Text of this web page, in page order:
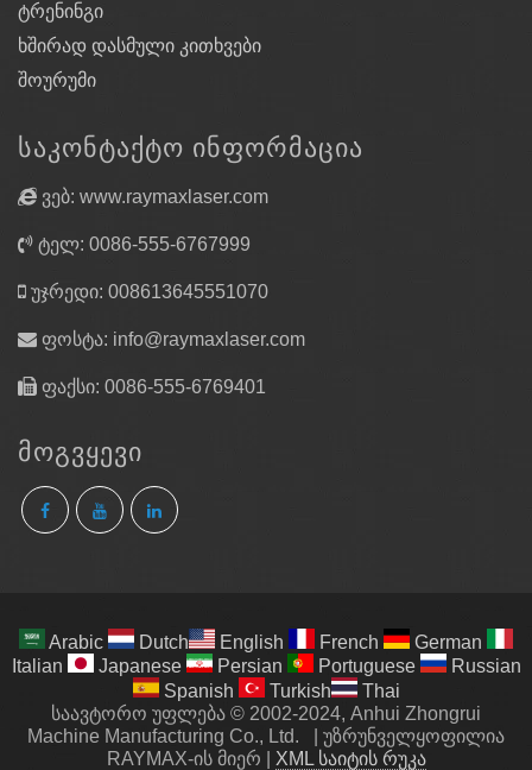
ტრენინგი
ხშირად დასმული კითხვები
შოურუმი
ᲡᲐᲙᲝᲜᲢᲐᲥᲢᲝ ᲘᲜᲤᲝᲠᲛᲐᲪᲘᲐ
ვებ: www.raymaxlaser.com
ტელ: 0086-555-6767999
უჯრედი: 008613645551070
ფოსტა: info@raymaxlaser.com
ფაქსი: 0086-555-6769401
ᲛᲝᲒᲕᲧᲔᲕᲘ
Arabic Dutch English French
German
Italian
Japanese Persian Portuguese
Russian
Spanish
Turkish
Thai
საავტორო უფლება © 2002-2024, Anhui Zhongrui
Machine Manufacturing Co., Ltd.
უზრუნველყოფილია
RAYMAX-ის მიერ
XML საიტის რუკა